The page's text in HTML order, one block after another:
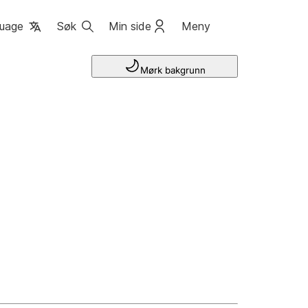
Søk Min side Meny
Mørk bakgrunn